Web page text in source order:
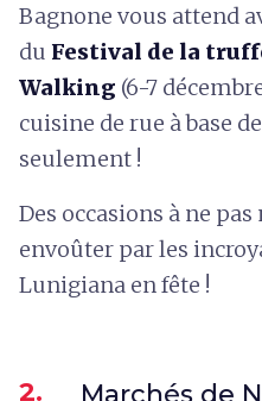
Bagnone vous attend
du Festival de la
Walking (6-7
cuisine de rue à base
seulement !
Des occasions à ne
envoûter par les
Lunigiana en fête !
2. Marchés de